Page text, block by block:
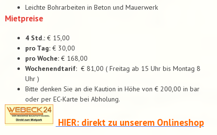
Leichte Bohrarbeiten in Beton und Mauerwerk
Mietpreise
4 Std.: € 15,00
pro Tag: € 30,00
pro Woche: € 168,00
Wochenendtarif: € 81,00 ( Freitag ab 15 Uhr bis Montag 8
Uhr )
Bitte denken Sie an die Kaution in Höhe von € 200,00 in bar
oder per EC-Karte bei Abholung.
HIER: direkt zu unserem Onlineshop